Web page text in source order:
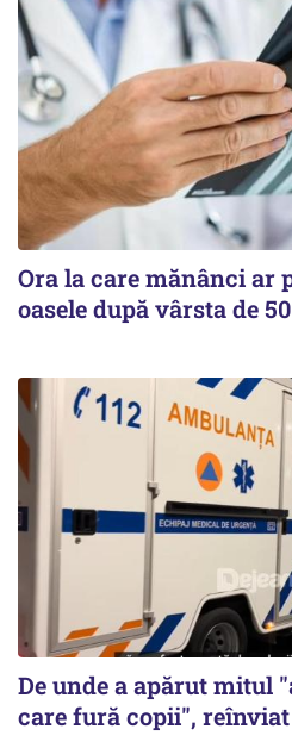
Ora la care mănânci ar
oasele după vârsta de
De unde a apărut mitul
care fură copii",